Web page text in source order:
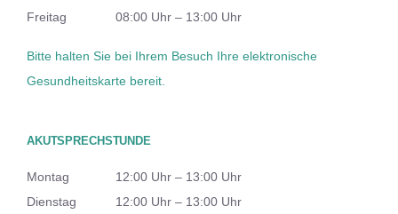
Freitag
08:00 Uhr – 13:00 Uhr
Bitte halten Sie bei Ihrem Besuch Ihre elektronische
Gesundheitskarte bereit.
AKUTSPRECHSTUNDE
Montag
12:00 Uhr – 13:00 Uhr
Dienstag
12:00 Uhr – 13:00 Uhr